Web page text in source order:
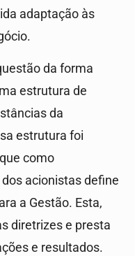
adaptação às
da forma
estrutura de
da
estrutura foi
como
acionistas define
a Gestão. Esta,
diretrizes e presta
e resultados.